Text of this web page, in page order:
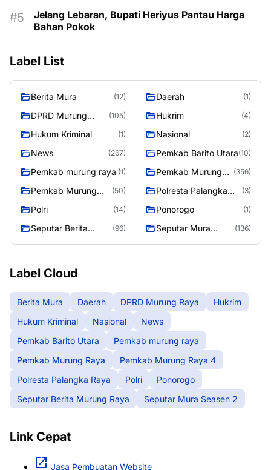
Jelang Lebaran, Bupati Heriyus Pantau Harga
Bahan Pokok
Label List
Berita Mura (12) Daerah (1)
DPRD Murung
(105) Hukrim (4)
Hukum Kriminal (1) Nasional (2)
News (267) Pemkab Barito Utara(10)
Pemkab murung raya (1)
Pemkab Murung
(356)
Pemkab Murung
(50)
Polresta Palangka
(3)
Polri (14) Ponorogo (1)
Seputar Berita
(96)
Seputar Mura
(136)
Label Cloud
Berita Mura Daerah DPRD Murung Raya
Hukrim
Hukum Kriminal
Nasional
News
Pemkab Barito Utara
Pemkab murung raya
Pemkab Murung Raya
Pemkab Murung Raya 4
Polresta Palangka Raya
Polri
Ponorogo
Seputar Berita Murung Raya
Seputar Mura Seasen 2
Link Cepat
Jasa Pembuatan Website